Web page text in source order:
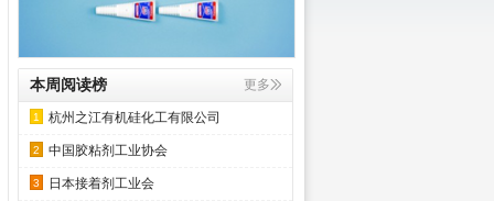
主办召开了新书线上发布
协会、东莞市成铭胶粘剂
本周阅读榜 更多
1 杭州之江有机硅化工有限公司
2 中国胶粘剂工业协会
3 日本接着剂工业会